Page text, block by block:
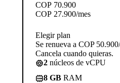
COP 70.900
COP 27.900/mes
Elegir plan
Se renueva a COP
Cancela cuando quieras.
2 núcleos de vCPU
8 GB RAM